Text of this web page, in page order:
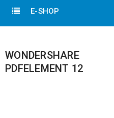
E-SHOP
WONDERSHARE
PDFELEMENT 12